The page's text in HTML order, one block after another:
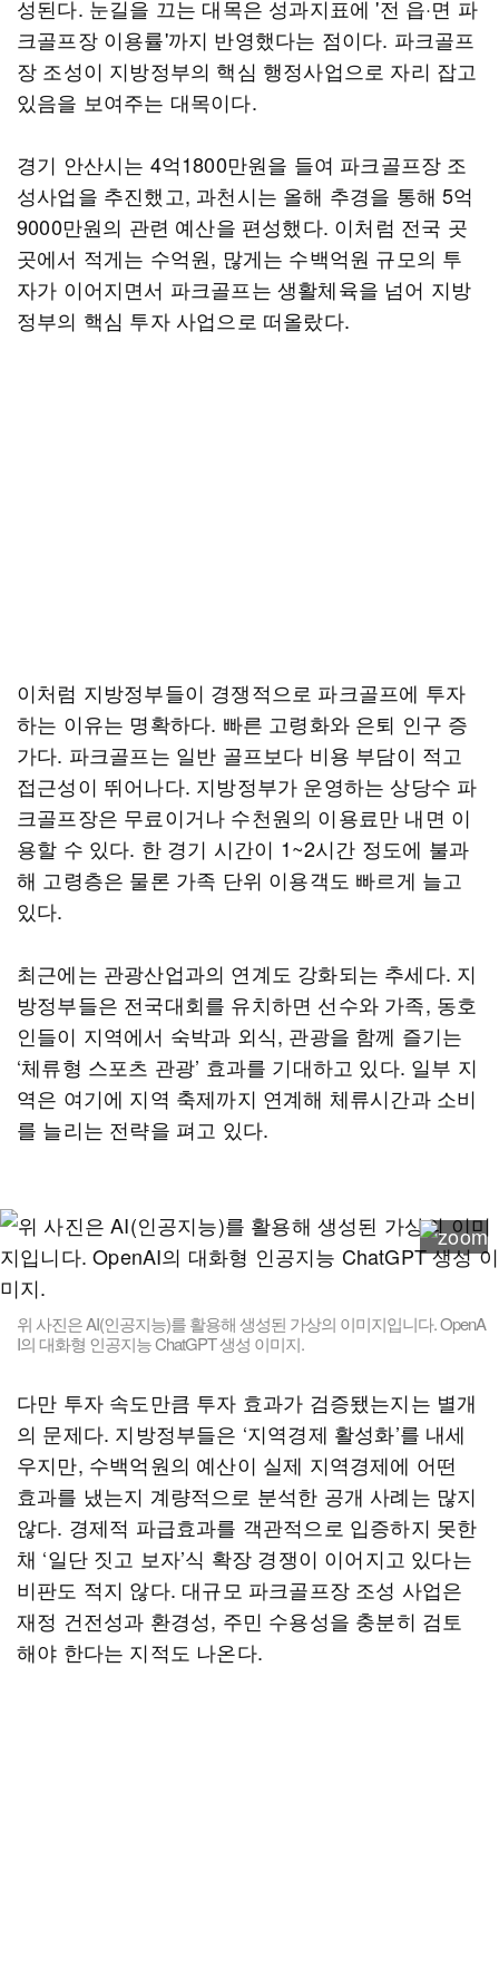
성된다. 눈길을 끄는 대목은 성과지표에 '전 읍·면 파
크골프장 이용률'까지 반영했다는 점이다. 파크골프
장 조성이 지방정부의 핵심 행정사업으로 자리 잡고
있음을 보여주는 대목이다.
경기 안산시는 4억1800만원을 들여 파크골프장 조
성사업을 추진했고, 과천시는 올해 추경을 통해 5억
9000만원의 관련 예산을 편성했다. 이처럼 전국 곳
곳에서 적게는 수억원, 많게는 수백억원 규모의 투
자가 이어지면서 파크골프는 생활체육을 넘어 지방
정부의 핵심 투자 사업으로 떠올랐다.
이처럼 지방정부들이 경쟁적으로 파크골프에 투자
하는 이유는 명확하다. 빠른 고령화와 은퇴 인구 증
가다. 파크골프는 일반 골프보다 비용 부담이 적고
접근성이 뛰어나다. 지방정부가 운영하는 상당수 파
크골프장은 무료이거나 수천원의 이용료만 내면 이
용할 수 있다. 한 경기 시간이 1~2시간 정도에 불과
해 고령층은 물론 가족 단위 이용객도 빠르게 늘고
있다.
최근에는 관광산업과의 연계도 강화되는 추세다. 지
방정부들은 전국대회를 유치하면 선수와 가족, 동호
인들이 지역에서 숙박과 외식, 관광을 함께 즐기는
‘체류형 스포츠 관광’ 효과를 기대하고 있다. 일부 지
역은 여기에 지역 축제까지 연계해 체류시간과 소비
를 늘리는 전략을 펴고 있다.
위 사진은 AI(인공지능)를 활용해 생성된 가상의 이미지입니다. OpenA
I의 대화형 인공지능 ChatGPT 생성 이미지.
다만 투자 속도만큼 투자 효과가 검증됐는지는 별개
의 문제다. 지방정부들은 ‘지역경제 활성화’를 내세
우지만, 수백억원의 예산이 실제 지역경제에 어떤
효과를 냈는지 계량적으로 분석한 공개 사례는 많지
않다. 경제적 파급효과를 객관적으로 입증하지 못한
채 ‘일단 짓고 보자’식 확장 경쟁이 이어지고 있다는
비판도 적지 않다. 대규모 파크골프장 조성 사업은
재정 건전성과 환경성, 주민 수용성을 충분히 검토
해야 한다는 지적도 나온다.